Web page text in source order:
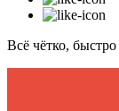
Всё чётко,